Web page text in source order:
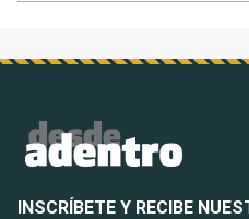
INSCRÍBETE Y RECIBE